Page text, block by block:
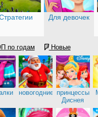
Для девочек
по годам Новые
новогодние принцессы
Диснея